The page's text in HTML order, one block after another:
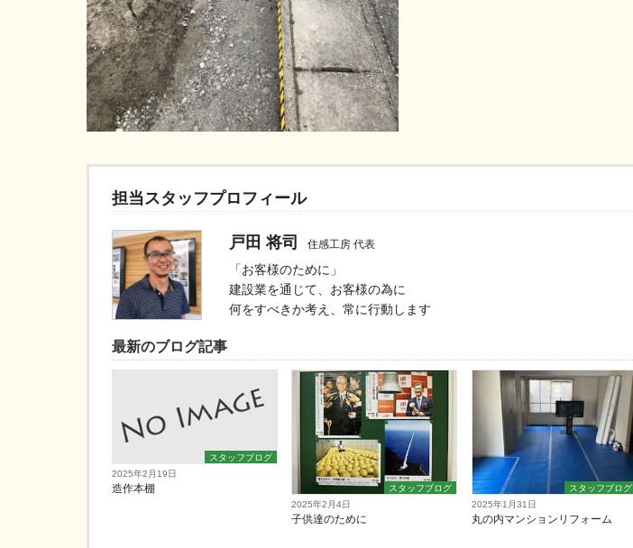
担当スタッフプロフィール
戸田 将司 住感工房 代表
「お客様のために」
建設業を通じて、お客様の為に
何をすべきか考え、常に行動します
最新のブログ記事
スタッフブログ
2025年2月19日
造作本棚
スタッフブログ
2025年2月4日
子供達のために
スタッフブログ
2025年1月31日
丸の内マンションリフォーム